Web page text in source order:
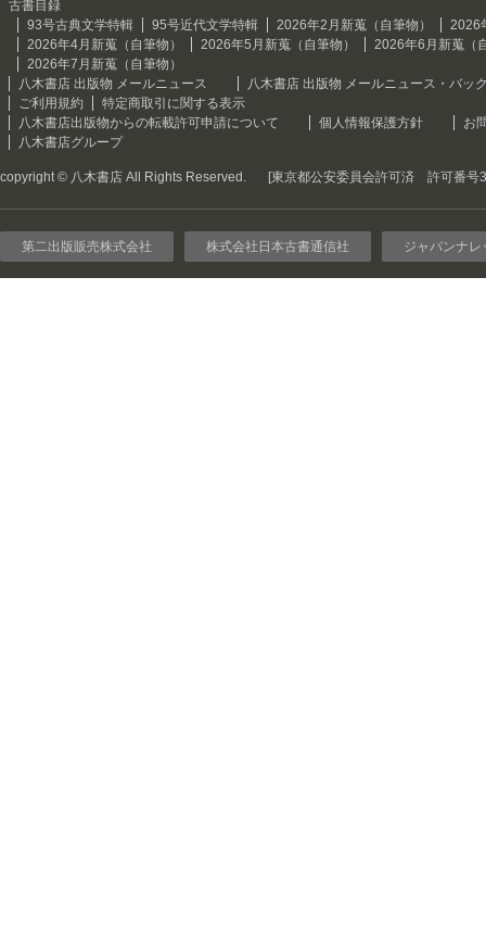
古書目録
93号古典文学特輯
95号近代文学特輯 2026年2月新蒐（自筆物）
2026
2026年4月新蒐（自筆物）
2026年5月新蒐（自筆物）
2026年6月新蒐（
2026年7月新蒐（自筆物）
八木書店 出版物 メールニュース
八木書店 出版物 メールニュース・バッ
ご利用規約
特定商取引に関する表示
八木書店出版物からの転載許可申請について
個人情報保護方針
お
八木書店グループ
copyright © 八木書店 All Rights Reserved. [東京都公安委員会許可済 許可番号
第二出版販売株式会社 株式会社日本古書通信社 ジャパンナレ